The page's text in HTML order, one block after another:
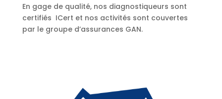
En gage de qualité, nos diagnostiqueurs sont
certifiés ICert et nos activités sont couvertes
par le groupe d’assurances GAN.